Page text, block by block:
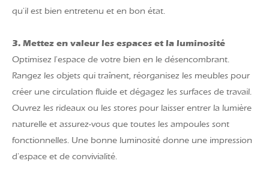
qu'il est bien entretenu et en bon état.
3. Mettez en valeur les espaces et la luminosité
Optimisez l'espace de votre bien en le désencombrant.
Rangez les objets qui traînent, réorganisez les meubles pour
créer une circulation fluide et dégagez les surfaces de travail.
Ouvrez les rideaux ou les stores pour laisser entrer la lumière
naturelle et assurez-vous que toutes les ampoules sont
fonctionnelles. Une bonne luminosité donne une impression
d'espace et de convivialité.